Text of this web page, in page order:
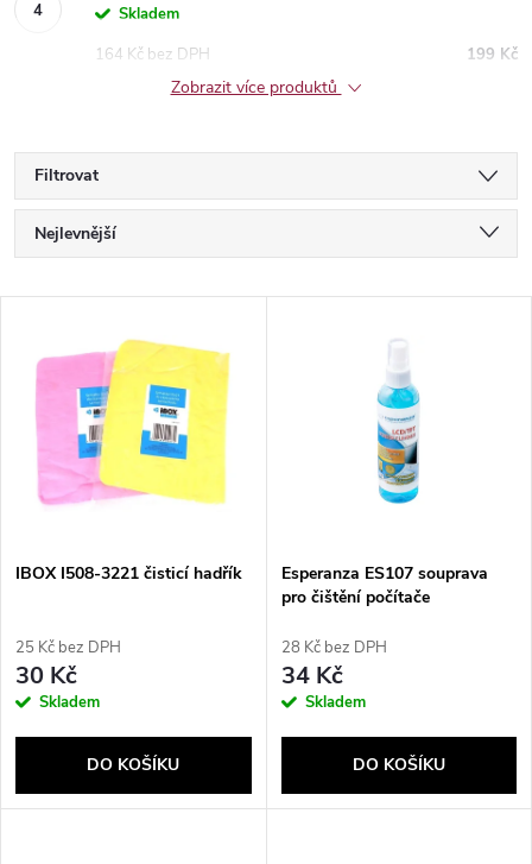
Skladem
199 Kč
164 Kč bez DPH
Zobrazit více produktů
Filtrovat
Ř
a
z
e
p
r
o
u
Nejlevnější
Abecedně
ý
p
s
r
o
d
IBOX I508-3221 čisticí hadřík
25 Kč bez DPH
30 Kč
Skladem
DO KOŠÍKU
Esperanza ES107 souprava
pro čištění počítače
28 Kč bez DPH
34 Kč
Skladem
DO KOŠÍKU